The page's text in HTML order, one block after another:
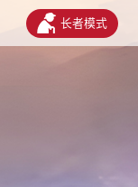
长者模式